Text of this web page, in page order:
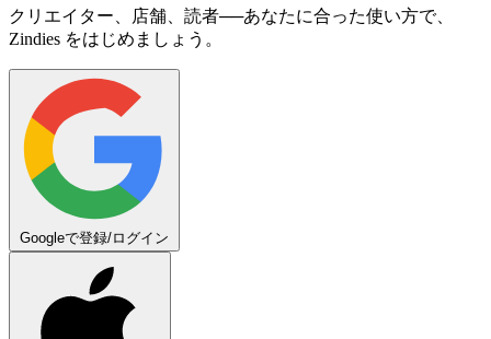
クリエイター、店舗、読者──あなたに合った使い方で、
Zindies をはじめましょう。
Googleで登録/ログイン